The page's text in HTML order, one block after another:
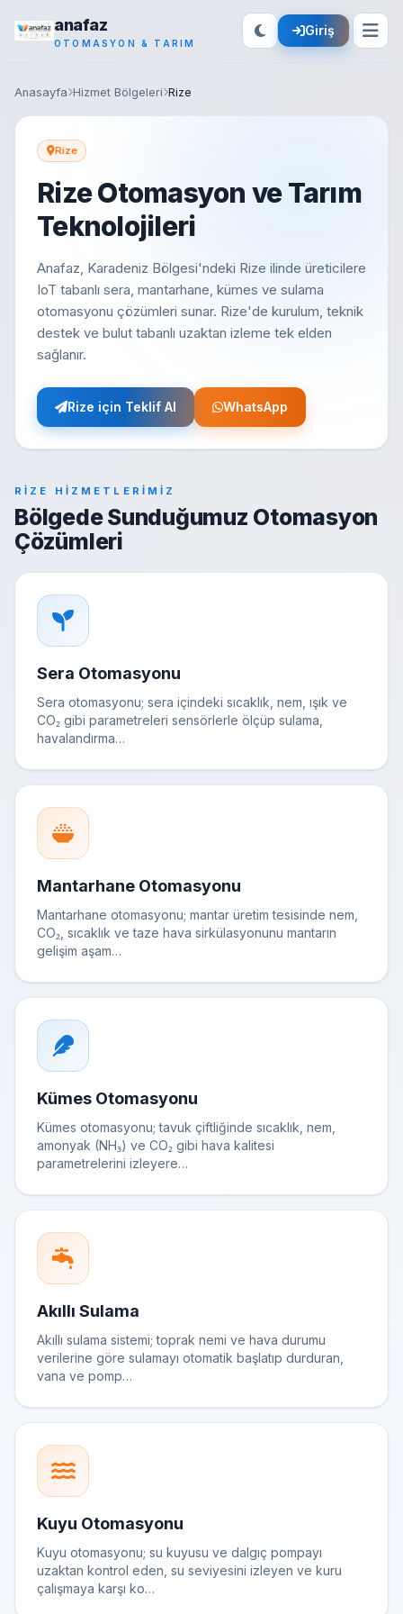
anafaz
OTOMASYON & TARIM
Giriş
Anasayfa Hizmet Bölgeleri Rize
Rize
Rize Otomasyon ve Tarım
Teknolojileri
Anafaz, Karadeniz Bölgesi'ndeki Rize ilinde üreticilere
IoT tabanlı sera, mantarhane, kümes ve sulama
otomasyonu çözümleri sunar. Rize'de kurulum, teknik
destek ve bulut tabanlı uzaktan izleme tek elden
sağlanır.
Rize için Teklif Al WhatsApp
RIZE HIZMETLERIMIZ
Bölgede Sunduğumuz Otomasyon
Çözümleri
Sera Otomasyonu
Sera otomasyonu; sera içindeki sıcaklık, nem, ışık ve
CO₂ gibi parametreleri sensörlerle ölçüp sulama,
havalandırma…
Mantarhane Otomasyonu
Mantarhane otomasyonu; mantar üretim tesisinde nem,
CO₂, sıcaklık ve taze hava sirkülasyonunu mantarın
gelişim aşam…
Kümes Otomasyonu
Kümes otomasyonu; tavuk çiftliğinde sıcaklık, nem,
amonyak (NH₃) ve CO₂ gibi hava kalitesi
parametrelerini izleyere…
Akıllı Sulama
Akıllı sulama sistemi; toprak nemi ve hava durumu
verilerine göre sulamayı otomatik başlatıp durduran,
vana ve pomp…
Kuyu Otomasyonu
Kuyu otomasyonu; su kuyusu ve dalgıç pompayı
uzaktan kontrol eden, su seviyesini izleyen ve kuru
çalışmaya karşı ko…